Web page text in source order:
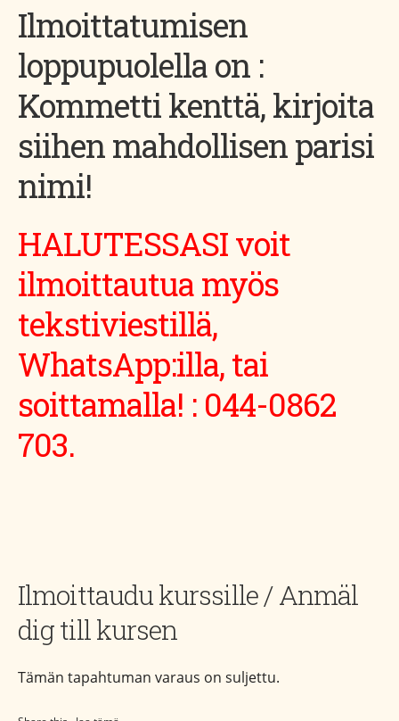
Ilmoittatumisen
loppupuolella on :
Kommetti kenttä, kirjoita
siihen mahdollisen parisi
nimi!
HALUTESSASI voit
ilmoittautua myös
tekstiviestillä,
WhatsApp:illa, tai
soittamalla! : 044-0862
703.
Ilmoittaudu kurssille / Anmäl
dig till kursen
Tämän tapahtuman varaus on suljettu.